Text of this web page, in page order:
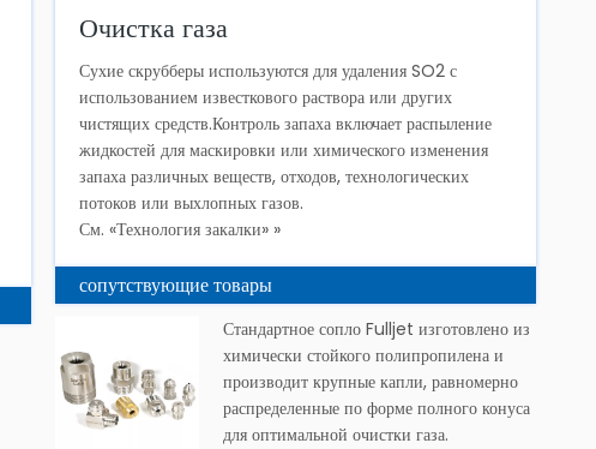
Очистка газа
Сухие скрубберы используются для удаления SO2 с
использованием известкового раствора или других
чистящих средств.Контроль запаха включает распыление
жидкостей для маскировки или химического изменения
запаха различных веществ, отходов, технологических
потоков или выхлопных газов.
См. «Технология закалки» »
сопутствующие товары
Стандартное сопло Fulljet изготовлено из
химически стойкого полипропилена и
производит крупные капли, равномерно
распределенные по форме полного конуса
для оптимальной очистки газа.